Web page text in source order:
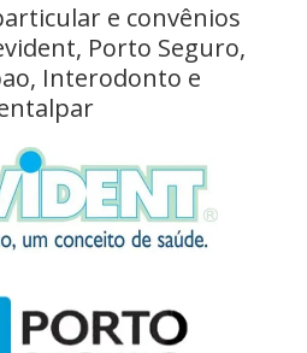
e convênios
Porto Seguro,
Interodonto e